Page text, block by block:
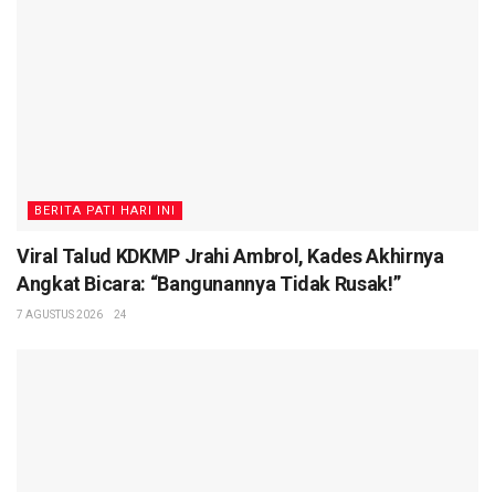
BERITA PATI HARI INI
Viral Talud KDKMP Jrahi Ambrol, Kades Akhirnya
Angkat Bicara: “Bangunannya Tidak Rusak!”
7 AGUSTUS 2026 24